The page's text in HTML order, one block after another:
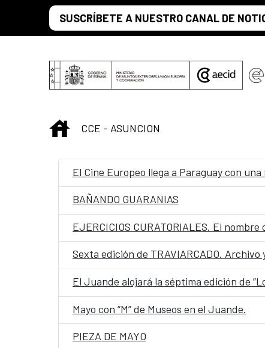
Saltar al contenido principal
SUSCRÍBETE A NUESTRO CANAL DE
INICIO
CCE - ASUNCION
El Cine Europeo llega a Paraguay con
BAÑANDO GUARANIAS
EJERCICIOS CURATORIALES. El
Sexta edición de TRAVIARCADO.
El Juande alojará la séptima edición de
Mayo con “M” de Museos en el Juande.
PIEZA DE MAYO